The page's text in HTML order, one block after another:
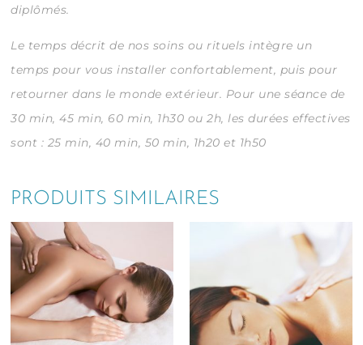
diplômés.
Le temps décrit de nos soins ou rituels intègre un
temps pour vous installer confortablement, puis pour
retourner dans le monde extérieur. Pour une séance de
30 min, 45 min, 60 min, 1h30 ou 2h, les durées effectives
sont : 25 min, 40 min, 50 min, 1h20 et 1h50
PRODUITS SIMILAIRES